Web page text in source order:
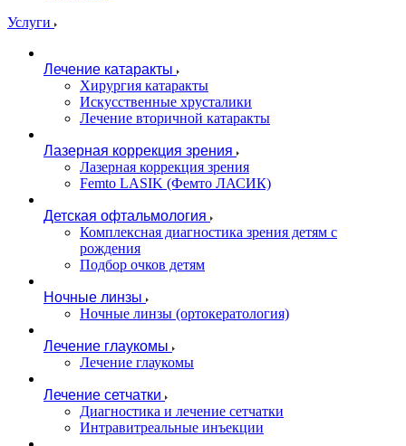
Услуги
Лечение катаракты
Хирургия катаракты
Искусственные хрусталики
Лечение вторичной катаракты
Лазерная коррекция зрения
Лазерная коррекция зрения
Femto LASIK (Фемто ЛАСИК)
Детская офтальмология
Комплексная диагностика зрения детям c
рождения
Подбор очков детям
Ночные линзы
Ночные линзы (ортокератология)
Лечение глаукомы
Лечение глаукомы
Лечение сетчатки
Диагностика и лечение сетчатки
Интравитреальные инъекции